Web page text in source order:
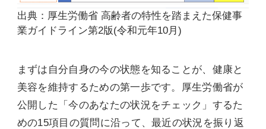
出典：厚生労働省 高齢者の特性を踏まえた保健事
業ガイドライン第2版(令和元年10月)
まずは自分自身の今の状態を知ることが、健康と
美容を維持するための第一歩です。厚生労働省が
公開した「今のあなたの状況をチェック」するた
めの15項目の質問に沿って、最近の状況を振り返